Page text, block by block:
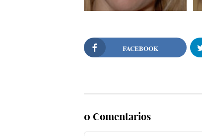
FACEBOOK
0 Comentarios